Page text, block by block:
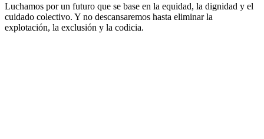
Luchamos por un futuro que se base en la equidad, la dignidad y el
cuidado colectivo. Y no descansaremos hasta eliminar la
explotación, la exclusión y la codicia.